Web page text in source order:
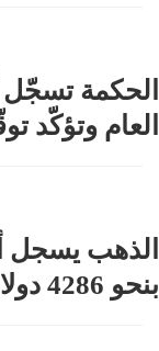
الحكمة تسجّل
العام وتؤكّد
بنحو 4286 دولارا للأوقية